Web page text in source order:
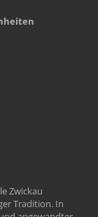
Zwickau
Tradition. In